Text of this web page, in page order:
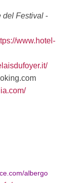
del Festival-
www.hotel-
albergo